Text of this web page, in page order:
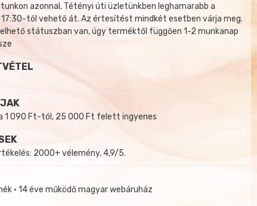
azonnal, Tétényi úti üzletünkben leghamarabb a
17:30-tól vehető át. Az értesítést mindkét esetben várja meg.
státuszban van, úgy terméktől függően 1-2 munkanap
1 090 Ft-tól, 25 000 Ft felett ingyenes
2000+ vélemény, 4,9/5.
• 14 éve működő magyar webáruház